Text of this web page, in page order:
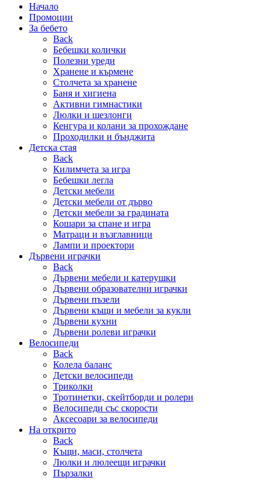
Начало
Промоции
За бебето
Back
Бебешки колички
Полезни уреди
Хранене и кърмене
Столчета за хранене
Баня и хигиена
Активни гимнастики
Люлки и шезлонги
Кенгура и колани за прохождане
Проходилки и бънджита
Детска стая
Back
Килимчета за игра
Бебешки легла
Детски мебели
Детски мебели от дърво
Детски мебели за градината
Кошари за спане и игра
Матраци и възглавници
Лампи и проектори
Дървени играчки
Back
Дървени мебели и катерушки
Дървени образователни играчки
Дървени пъзели
Дървени къщи и мебели за кукли
Дървени кухни
Дървени ролеви играчки
Велосипеди
Back
Колела баланс
Детски велосипеди
Триколки
Тротинетки, скейтборди и ролери
Велосипеди със скорости
Аксесоари за велосипеди
На открито
Back
Къщи, маси, столчета
Люлки и люлеещи играчки
Пързалки